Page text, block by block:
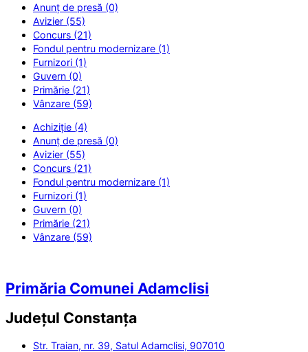
Anunț de presă (0)
Avizier (55)
Concurs (21)
Fondul pentru modernizare (1)
Furnizori (1)
Guvern (0)
Primărie (21)
Vânzare (59)
Achiziție (4)
Anunț de presă (0)
Avizier (55)
Concurs (21)
Fondul pentru modernizare (1)
Furnizori (1)
Guvern (0)
Primărie (21)
Vânzare (59)
Primăria Comunei Adamclisi
Județul Constanța
Str. Traian, nr. 39, Satul Adamclisi, 907010